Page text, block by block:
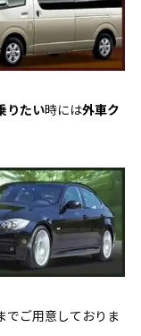
りたい時には外車ク
でご用意しておりま